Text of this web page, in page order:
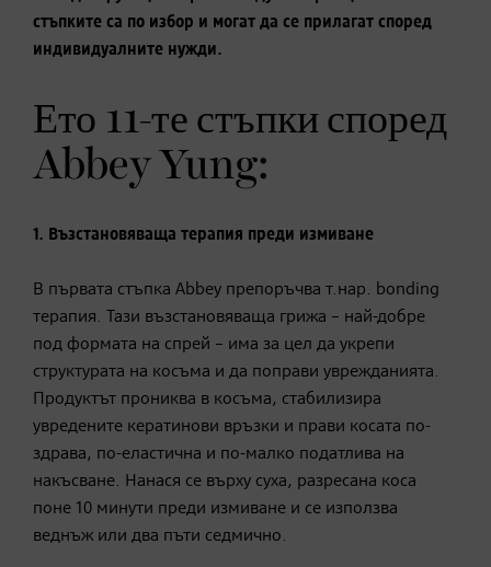
стъпките са по избор и могат да се прилагат според
индивидуалните нужди.
Ето 11-те стъпки според
Abbey Yung:
1. Възстановяваща терапия преди измиване
В първата стъпка Abbey препоръчва т.нар. bonding
терапия. Тази възстановяваща грижа – най-добре
под формата на спрей – има за цел да укрепи
структурата на косъма и да поправи уврежданията.
Продуктът прониква в косъма, стабилизира
увредените кератинови връзки и прави косата по-
здрава, по-еластична и по-малко податлива на
накъсване. Нанася се върху суха, разресана коса
поне 10 минути преди измиване и се използва
веднъж или два пъти седмично.